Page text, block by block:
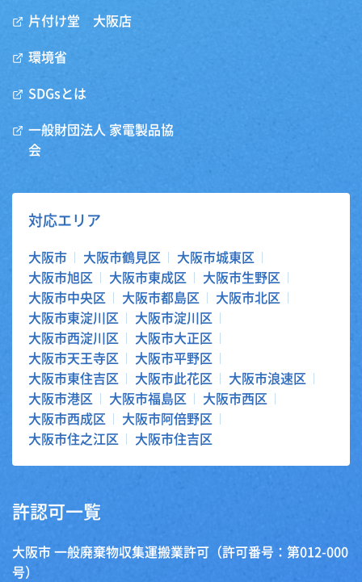
片付け堂 大阪店
環境省
SDGsとは
一般財団法人 家電製品協
会
対応エリア
大阪市 大阪市鶴見区
大阪市城東区
大阪市旭区
大阪市東成区
大阪市生野区
大阪市中央区
大阪市都島区
大阪市北区
大阪市東淀川区
大阪市淀川区
大阪市西淀川区
大阪市大正区
大阪市天王寺区
大阪市平野区
大阪市東住吉区
大阪市此花区
大阪市浪速区
大阪市港区
大阪市福島区
大阪市西区
大阪市西成区
大阪市阿倍野区
大阪市住之江区
大阪市住吉区
許認可一覧
大阪市 一般廃棄物収集運搬業許可（許可番号：第012-000
号）